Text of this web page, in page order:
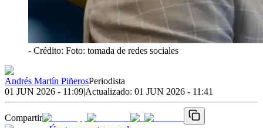
- Crédito: Foto: tomada de redes sociales
Andrés Martín PiñerosPeriodista
01 JUN 2026 - 11:09|Actualizado: 01 JUN 2026 - 11:41
Compartir